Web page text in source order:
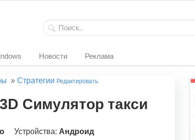
Новости Реклама
» Стратегии Редактировать
Симулятор такси
Устройства: Андроид